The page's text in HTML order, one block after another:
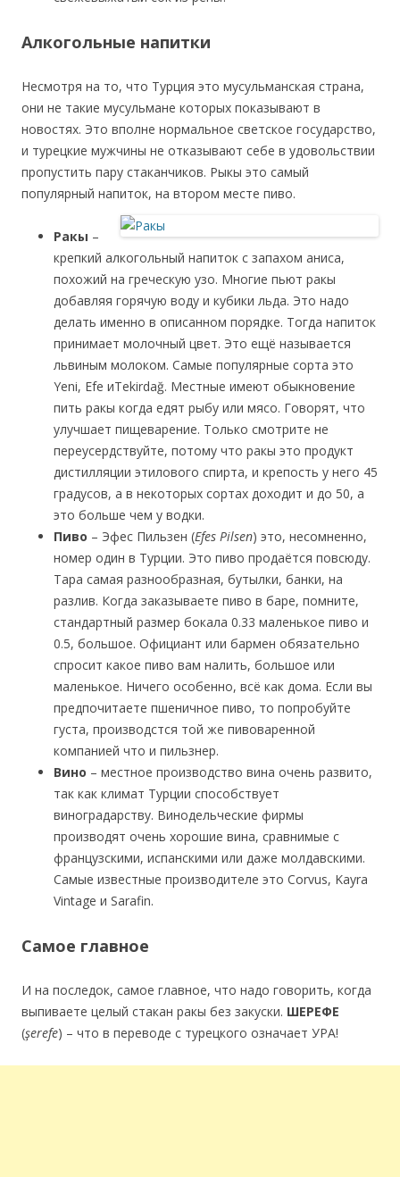
Алкогольные напитки
Несмотря на то, что Турция это мусульманская страна,
они не такие мусульмане которых показывают в
новостях. Это вполне нормальное светское государство,
и турецкие мужчины не отказывают себе в удовольствии
пропустить пару стаканчиков. Рыкы это самый
популярный напиток, на втором месте пиво.
Ракы –
крепкий алкогольный напиток с запахом аниса,
похожий на греческую узо. Многие пьют ракы
добавляя горячую воду и кубики льда. Это надо
делать именно в описанном порядке. Тогда напиток
принимает молочный цвет. Это ещё называется
львиным молоком. Самые популярные сорта это
Yeni, Efe иTekirdağ. Местные имеют обыкновение
пить ракы когда едят рыбу или мясо. Говорят, что
улучшает пищеварение. Только смотрите не
переусердствуйте, потому что ракы это продукт
дистилляции этилового спирта, и крепость у него 45
градусов, а в некоторых сортах доходит и до 50, а
это больше чем у водки.
Пиво – Эфес Пильзен (Efes Pilsen) это, несомненно,
номер один в Турции. Это пиво продаётся повсюду.
Тара самая разнообразная, бутылки, банки, на
разлив. Когда заказываете пиво в баре, помните,
стандартный размер бокала 0.33 маленькое пиво и
0.5, большое. Официант или бармен обязательно
спросит какое пиво вам налить, большое или
маленькое. Ничего особенно, всё как дома. Если вы
предпочитаете пшеничное пиво, то попробуйте
густа, производстся той же пивоваренной
компанией что и пильзнер.
Вино – местное производство вина очень развито,
так как климат Турции способствует
виноградарству. Винодельческие фирмы
производят очень хорошие вина, сравнимые с
французскими, испанскими или даже молдавскими.
Самые известные производителе это Corvus, Kayra
Vintage и Sarafin.
Самое главное
И на последок, самое главное, что надо говорить, когда
выпиваете целый стакан ракы без закуски. ШЕРЕФЕ
(şerefe) – что в переводе с турецкого означает УРА!